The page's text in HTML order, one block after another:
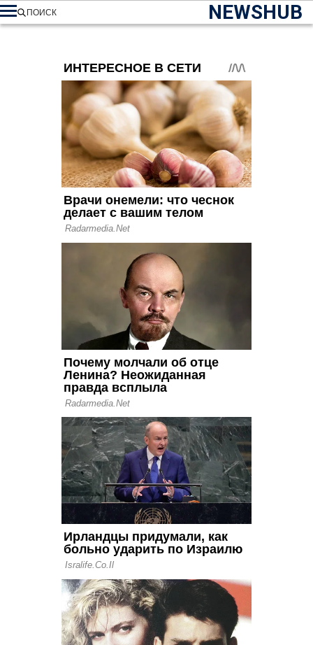
NEWSHUB
ПОИСК